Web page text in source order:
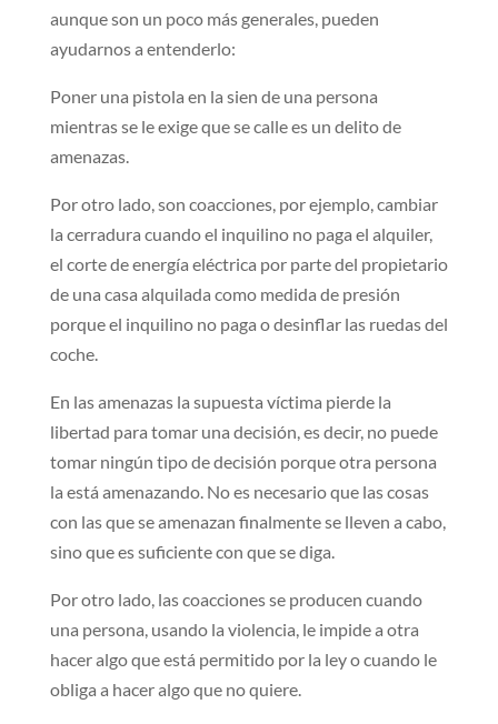
aunque son un poco más generales, pueden
ayudarnos a entenderlo:
Poner una pistola en la sien de una persona
mientras se le exige que se calle es un delito de
amenazas.
Por otro lado, son coacciones, por ejemplo, cambiar
la cerradura cuando el inquilino no paga el alquiler,
el corte de energía eléctrica por parte del propietario
de una casa alquilada como medida de presión
porque el inquilino no paga o desinflar las ruedas del
coche.
En las amenazas la supuesta víctima pierde la
libertad para tomar una decisión, es decir, no puede
tomar ningún tipo de decisión porque otra persona
la está amenazando. No es necesario que las cosas
con las que se amenazan finalmente se lleven a cabo,
sino que es suficiente con que se diga.
Por otro lado, las coacciones se producen cuando
una persona, usando la violencia, le impide a otra
hacer algo que está permitido por la ley o cuando le
obliga a hacer algo que no quiere.